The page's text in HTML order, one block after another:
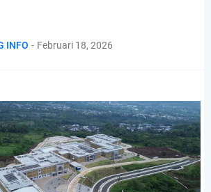
INFO - Februari 18, 2026